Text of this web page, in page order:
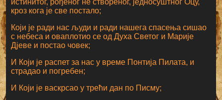
истинитог, рођеног не створеног, једносуштног Оцу,
кроз кога је све постало;
Који је ради нас људи и ради нашега спасења сишао
с небеса и оваплотио се од Духа Светог и Марије
Дјеве и постао човек;
И Који је распет за нас у време Понтија Пилата, и
страдао и погребен;
И Који је васкрсао у трећи дан по Писму;